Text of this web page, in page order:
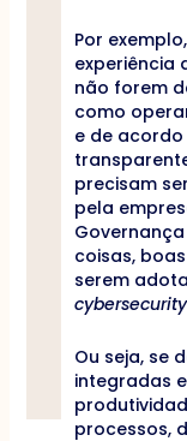
Por
experiência
não forem
como
e de
precisam
pela
coisas,
serem
cybersecurity
Ou seja, se
integradas
processos,